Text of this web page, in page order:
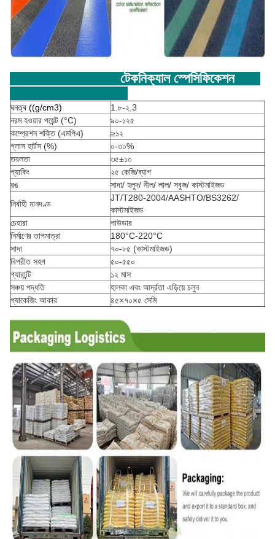
টেকনিক্যাল স্পেসিফিকেশন
ঘনত্ব ((g/cm3)
1.৮-২.3
নরম হওয়ার পয়েন্ট (°C)
৯০-১২৫
কম্প্রেশন শক্তি (এমপিএ)
≥১২
গ্লাস হার্টস (%)
০-৩০%
তরলতা
৩৫±১০
প্যাকিং
২৫ কেজি/ব্যাগ
রঙ
সাদা/ হলুদ/ নীল/ লাল/ সবুজ/ কাস্টমাইজড
নির্বাহী মানদণ্ড
JT/T280-2004/AASHTO/BS3262/
কাস্টমাইজড
চেহারা
পাউডার
নির্মাণের তাপমাত্রা
180°C-220°C
সাদা
৭০-৮৫ (কাস্টমাইজড)
বিপরীত সহগ
৫০-৫৫০
গ্যারান্টি
১২ মাস
সঞ্চয় পদ্ধতি
হালকা এবং আর্দ্রতা এড়িয়ে চলুন
প্যাকেজিং আকার
৪৫×৭০×৫ সেমি